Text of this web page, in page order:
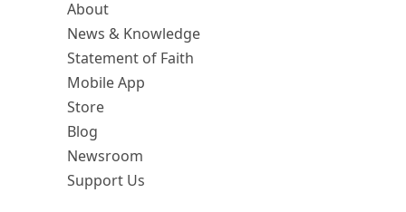
About
News & Knowledge
Statement of Faith
Mobile App
Store
Blog
Newsroom
Support Us